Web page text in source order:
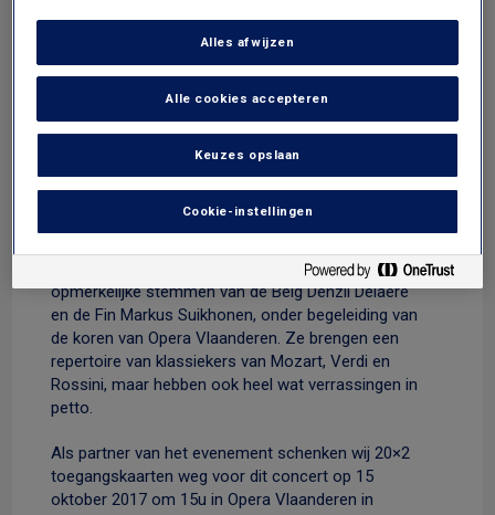
Een namiddag opera
Muziek en filantropie gaan vaak hand in hand. Een
nieuw voorbeeld daarvan geeft Opera Vlaanderen
dat voor het eerst samenwerkt met de vereniging
« Kom op Tegen Kanker » in het kader van een
doorgestort aan kankeronderzoek.
Op het programma van de namiddag staan de
opmerkelijke stemmen van de Belg Denzil Delaere
en de Fin Markus Suikhonen, onder begeleiding van
de koren van Opera Vlaanderen. Ze brengen een
repertoire van klassiekers van Mozart, Verdi en
Rossini, maar hebben ook heel wat verrassingen in
petto.
Als partner van het evenement schenken wij 20×2
toegangskaarten weg voor dit concert op 15
oktober 2017 om 15u in Opera Vlaanderen in
Alles afwijzen
Alle cookies accepteren
Keuzes opslaan
Cookie-instellingen